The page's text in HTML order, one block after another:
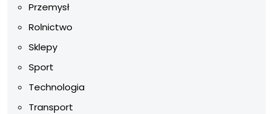
Przemysł
Rolnictwo
Sklepy
Sport
Technologia
Transport